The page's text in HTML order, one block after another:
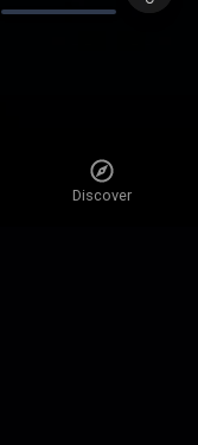
Discover
devenus